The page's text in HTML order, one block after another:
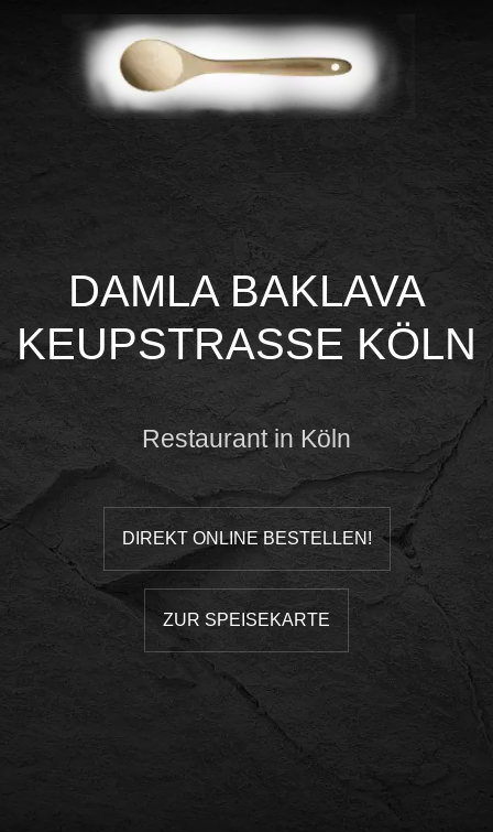
DAMLA BAKLAVA
KEUPSTRASSE KÖLN
Restaurant in Köln
DIREKT ONLINE BESTELLEN!
ZUR SPEISEKARTE